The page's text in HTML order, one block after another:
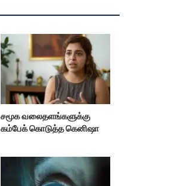
சமூக வலைதளங்களுக்கு
கம்பேக் கொடுத்த கெனிஷா